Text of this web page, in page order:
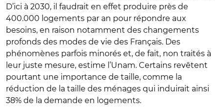
D’ici à 2030, il faudrait en effet produire près de
400.000 logements par an pour répondre aux
besoins, en raison notamment des changements
profonds des modes de vie des Français. Des
phénomènes parfois minorés et, de fait, non traités à
leur juste mesure, estime l’Unam. Certains revêtent
pourtant une importance de taille, comme la
réduction de la taille des ménages qui induirait ainsi
38% de la demande en logements.